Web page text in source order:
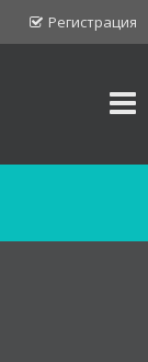
Регистрация